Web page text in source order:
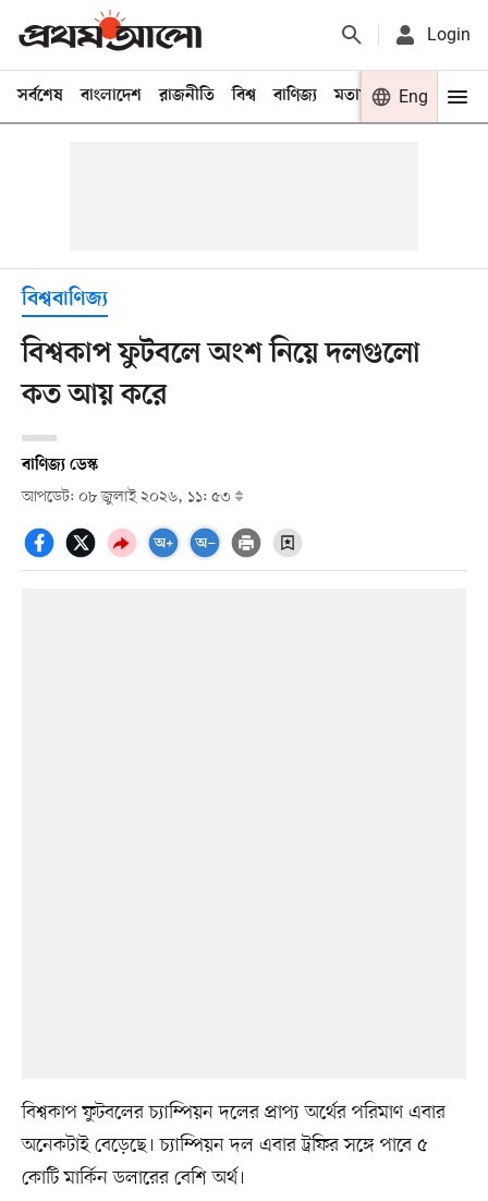
Login
সর্বশেষ বাংলাদেশ রাজনীতি বিশ্ব বাণিজ্য মতামত খেলা
Eng
বিশ্ববাণিজ্য
বিশ্বকাপ ফুটবলে অংশ নিয়ে দলগুলো
কত আয় করে
বাণিজ্য ডেস্ক
আপডেট: ০৮ জুলাই ২০২৬, ১১: ৫৩
বিশ্বকাপ ফুটবলের চ্যাম্পিয়ন দলের প্রাপ্য অর্থের পরিমাণ এবার
অনেকটাই বেড়েছে। চ্যাম্পিয়ন দল এবার ট্রফির সঙ্গে পাবে ৫
কোটি মার্কিন ডলারের বেশি অর্থ।